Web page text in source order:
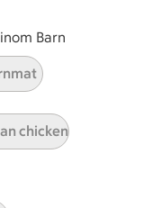
Barn
chicken